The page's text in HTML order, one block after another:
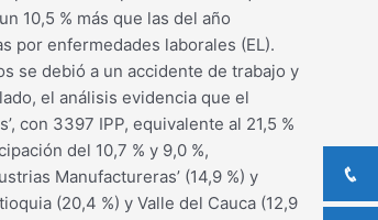
10,5 % más que las del año
por enfermedades laborales (EL).
se debió a un accidente de trabajo y
el análisis evidencia que el
con 3397 IPP, equivalente al 21,5 %
del 10,7 % y 9,0 %,
Manufactureras’ (14,9 %) y
(20,4 %) y Valle del Cauca (12,9